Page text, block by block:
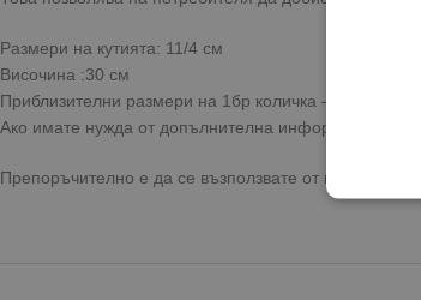
Размери на кутията: 11/4 см
Височина :30 см
Приблизителни размери на 1бр количка – 8.5/3/4 см
Ако имате нужда от допълнителна информация или
Препоръчително е да се възползвате от